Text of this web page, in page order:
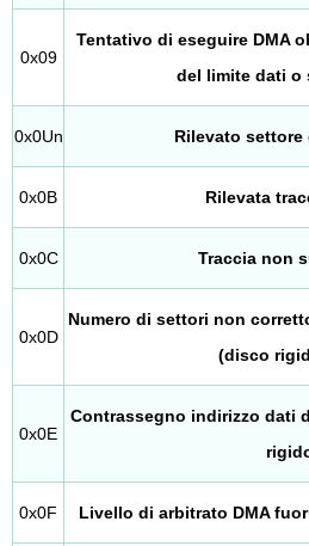
0x09
Tentativo di eseguire DMA
del limite dati o
0x0Un Rilevato settore
0x0B Rilevata
0x0C Traccia non
0x0D
Numero di settori non
(disco
0x0E
Contrassegno indirizzo dati
0x0F Livello di arbitrato DMA